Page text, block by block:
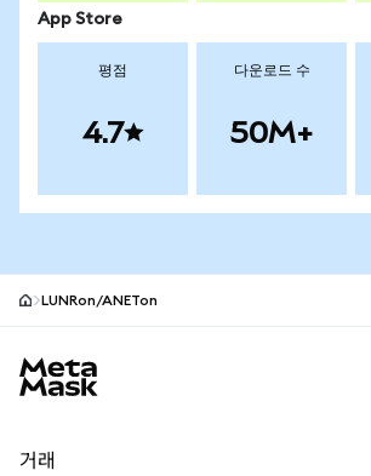
App Store
평점
4.7
다운로드 수
50M+
LUNRon/ANETon
거래